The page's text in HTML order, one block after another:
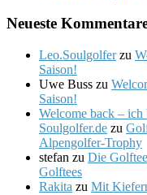
Neueste
Leo.Soulgolferzu
Saison!
Uwe Buss zu
Saison!
Welcome back –
Soulgolfer.de zu
Alpengolfer-Trophy
stefan zu Die
Golftees
Rakita zu Mit